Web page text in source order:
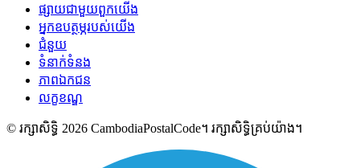
ផ្សាយជាមួយពួកយើង
អ្នកឧបត្ថម្ភរបស់យើង
ជំនួយ
ទំនាក់ទំនង
ភាពឯកជន
លក្ខខណ្ឌ
© រក្សាសិទ្ធិ 2026 CambodiaPostalCode។ រក្សាសិទ្ធិគ្រប់យ៉ាង។